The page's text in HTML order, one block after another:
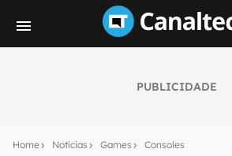
PUBLICIDADE
Home Notícias Games Consoles
notícias e reviews sobre tecnologia